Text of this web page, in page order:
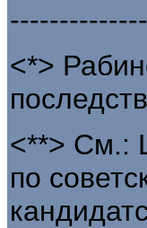
<*>
<**> См.:
по